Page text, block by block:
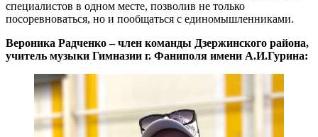
специалистов в одном месте, позволив не только
посоревноваться, но и пообщаться с единомышленниками.
Вероника Радченко – член команды Дзержинского района,
учитель музыки Гимназии г. Фаниполя имени А.И.Гурина: